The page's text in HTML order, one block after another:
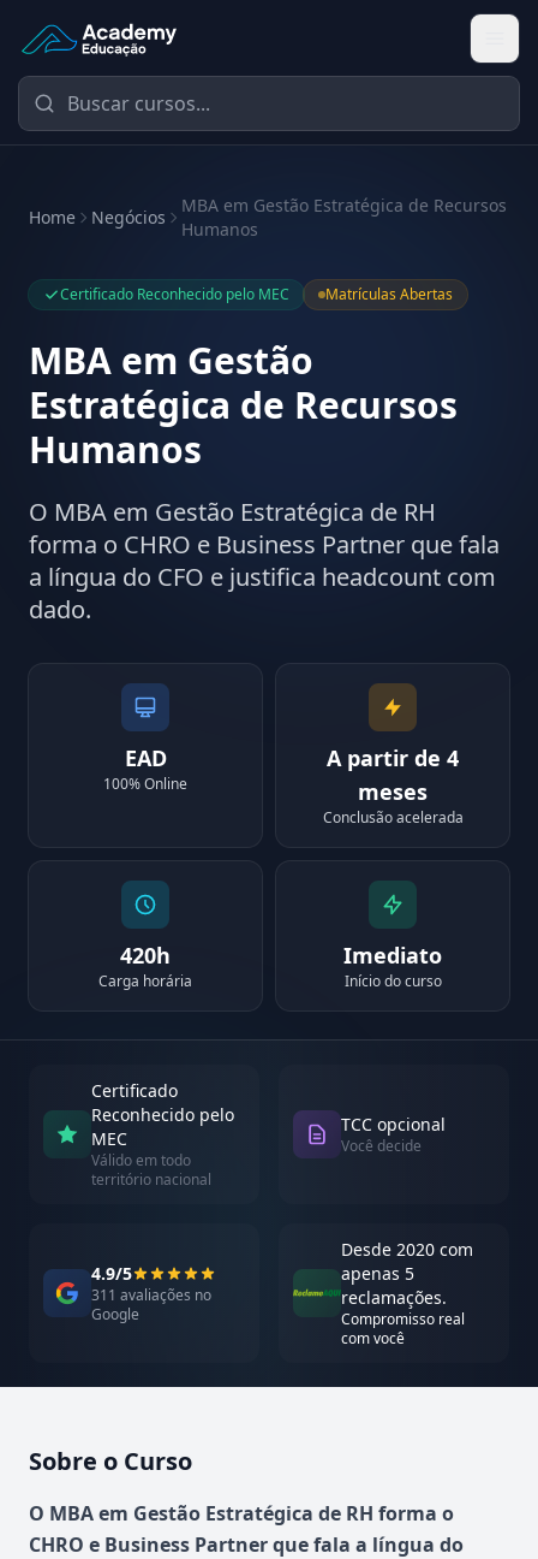
Academy Educação — Página Inicial
Home Negócios
MBA em Gestão Estratégica de Recursos
Humanos
Certificado Reconhecido pelo MEC Matrículas Abertas
MBA em Gestão
Estratégica de Recursos
Humanos
O MBA em Gestão Estratégica de RH
forma o CHRO e Business Partner que fala
a língua do CFO e justifica headcount com
dado.
EAD
100% Online
A partir de 4
meses
Conclusão acelerada
420h
Carga horária
Imediato
Início do curso
Certificado
Reconhecido pelo
MEC
Válido em todo
território nacional
TCC opcional
Você decide
4.9/5
311 avaliações no
Google
Desde 2020 com
apenas 5
reclamações.
Compromisso real
com você
Sobre o Curso
Atualizado em abril de 2026
O MBA em Gestão Estratégica de RH forma o
CHRO e Business Partner que fala a língua do